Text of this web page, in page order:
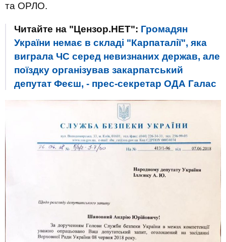
та ОРЛО.
Читайте на "Цензор.НЕТ": Громадян
України немає в складі "Карпаталії", яка
виграла ЧС серед невизнаних держав, але
поїздку організував закарпатський
депутат Феєш, - прес-секретар ОДА Галас